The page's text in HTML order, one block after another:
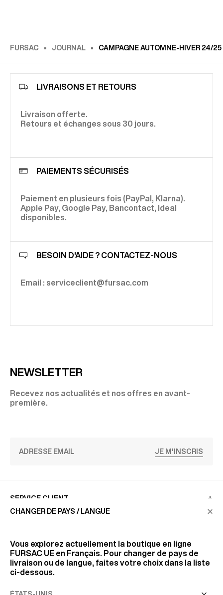
FURSAC JOURNAL CAMPAGNE AUTOMNE-HIVER 24/25
LIVRAISONS ET RETOURS
Livraison offerte.
Retours et échanges sous 30 jours.
PAIEMENTS SÉCURISÉS
Paiement en plusieurs fois (PayPal, Klarna).
Apple Pay, Google Pay, Bancontact, Ideal
disponibles.
BESOIN D'AIDE ? CONTACTEZ-NOUS
Email : serviceclient@fursac.com
NEWSLETTER
Recevez nos actualités et nos offres en avant-
première.
JE M'INSCRIS
SERVICE CLIENT
RETROUVEZ-NOUS
CHANGER DE PAYS / LANGUE
Vous explorez actuellement la boutique en ligne
FURSAC UE en Français. Pour changer de pays de
livraison ou de langue, faites votre choix dans la liste
ci-dessous.